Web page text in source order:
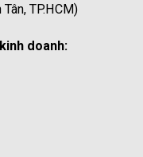
TP.HCM)
doanh: